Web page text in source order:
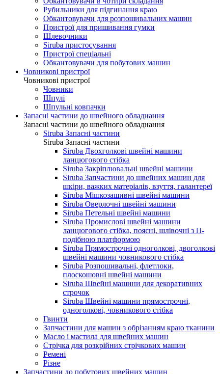
Рубильники для підгинання краю
Обкантовувачи для розпошивальних машин
Пристрої для пришивання гумки
Шлевочники
Siruba пристосування
Пристрої спеціальні
Обкантовувачи для побутових машин
Човникові пристрої
Човникові пристрої
Човники
Шпулі
Шпульні ковпачки
Запасні частини до швейного обладнання
Запасні частини до швейного обладнання
Siruba Запасні частини
Siruba Запасні частини
Siruba Двохголкові швейні машини
ланцюгового стібка
Siruba Закріплювальні швейні машини
Siruba Запчастини до швейних машин для
шкіри, важких матеріалів, взуття, галантереї
Siruba Мішкозашивні швейні машини
Siruba Оверлочні швейні машини
Siruba Петельні швейні машини
Siruba Промислові швейні машини
ланцюгового стібка, поясні, шлівочні з П-
подібною платформою
Siruba Прямострочні одноголкові, двоголкові
швейні машини човникового стібка
Siruba Розпошивальні, флетлоки,
плоскошовні швейні машини
Siruba Швейні машини для декоративних
строчок
Siruba Швейні машини прямострочні,
одноголкові, човникового стібка
Гвинти
Запчастини для машин з обрізанням краю тканини
Масло і мастила для швейних машин
Стрічка для розкрійних стрічкових машин
Ремені
Різне
Запчастини до побутових швейних машин